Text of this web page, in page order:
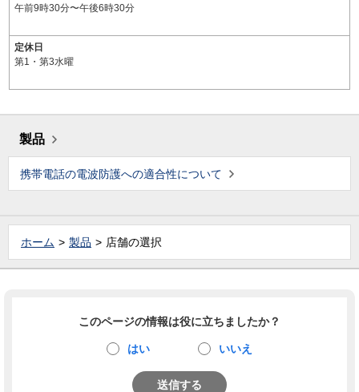
午前9時30分〜午後6時30分
定休日
第1・第3水曜
製品
携帯電話の電波防護への適合性について
ホーム 製品 店舗の選択
このページの情報は役に立ちましたか？
はい いいえ
送信する